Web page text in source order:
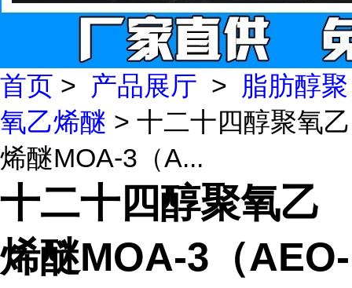
首页 > 产品展厅 > 脂肪醇聚
氧乙烯醚 > 十二十四醇聚氧乙
烯醚MOA-3（A...
十二十四醇聚氧乙
烯醚MOA-3（AEO-